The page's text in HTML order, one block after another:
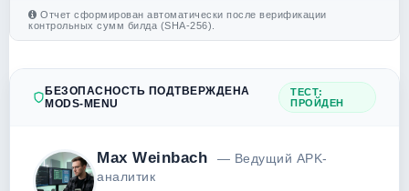
Отчет сформирован автоматически после верификации
контрольных сумм билда (SHA-256).
БЕЗОПАСНОСТЬ ПОДТВЕРЖДЕНА
MODS-MENU
ТЕСТ:
ПРОЙДЕН
Max Weinbach
— Ведущий APK-
аналитик